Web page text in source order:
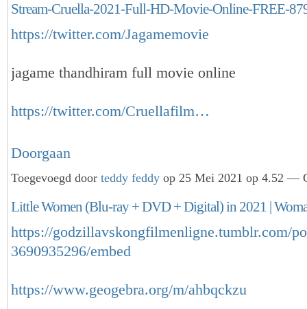
Stream-Cruella-2021-Full-HD-Movie-Online-FREE-
https://twitter.com/Jagamemovie
jagame thandhiram full movie online
https://twitter.com/Cruellafilm…
Doorgaan
Toegevoegd door teddy feddy op 25 Mei 2021 op 4.52 —
Little Women (Blu-ray + DVD + Digital) in 2021 |
https://godzillavskongfilmenligne.tumblr.com/
3690935296/embed
https://www.geogebra.org/m/ahbqckzu